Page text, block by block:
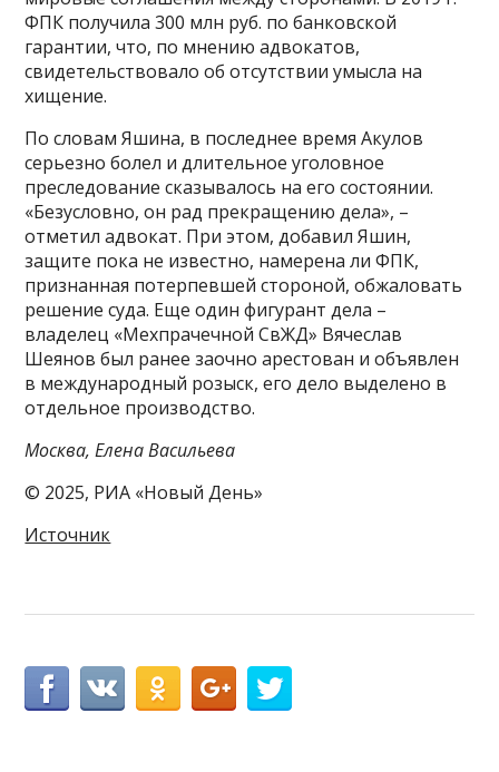
ФПК получила 300 млн руб. по банковской
гарантии, что, по мнению адвокатов,
свидетельствовало об отсутствии умысла на
хищение.
По словам Яшина, в последнее время Акулов
серьезно болел и длительное уголовное
преследование сказывалось на его состоянии.
«Безусловно, он рад прекращению дела», –
отметил адвокат. При этом, добавил Яшин,
защите пока не известно, намерена ли ФПК,
признанная потерпевшей стороной, обжаловать
решение суда. Еще один фигурант дела –
владелец «Мехпрачечной СвЖД» Вячеслав
Шеянов был ранее заочно арестован и объявлен
в международный розыск, его дело выделено в
отдельное производство.
Москва, Елена Васильева
© 2025, РИА «Новый День»
Источник